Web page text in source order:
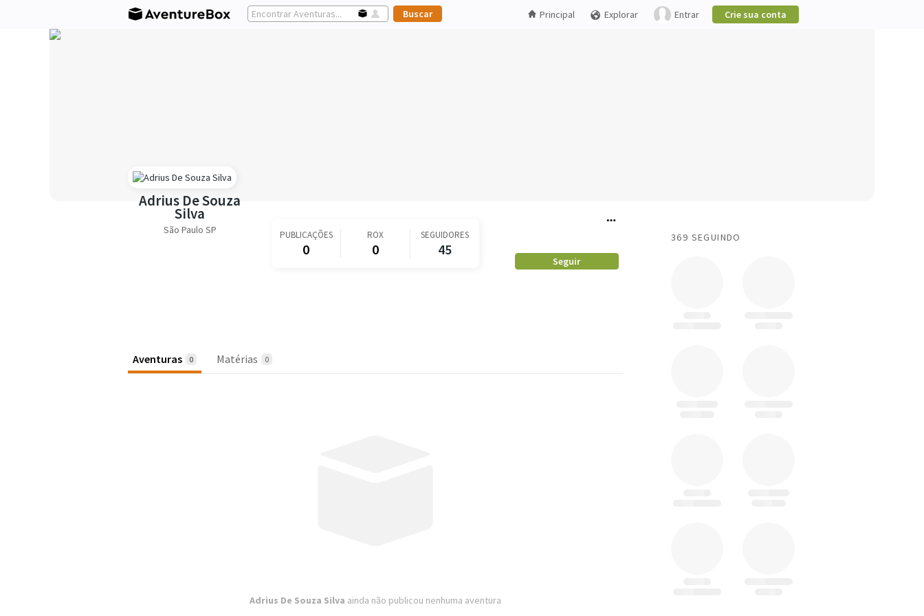
Crie sua conta
Entrar
Explorar
Principal
Adrius De Souza
Silva
São Paulo SP PUBLICAÇÕES
0
ROX
0
SEGUIDORES
45
Seguir
Aventuras 0 Matérias 0
369 SEGUINDO
Adrius De Souza Silva ainda não publicou nenhuma aventura